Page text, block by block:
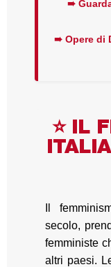
➠
➠ Opere di
⭐ IL
Il
secolo,
femministe
altri paesi.